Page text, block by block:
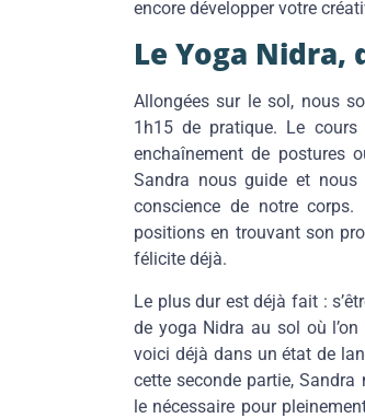
encore développer votre
Le Yoga Nidra,
Allongées sur le sol, nous
1h15 de pratique. Le
enchaînement de postures
Sandra nous guide et
conscience de notre corps.
positions en trouvant son
félicite déjà.
Le plus dur est déjà fait :
de yoga Nidra au sol où
voici déjà dans un état de
cette seconde partie,
le nécessaire pour